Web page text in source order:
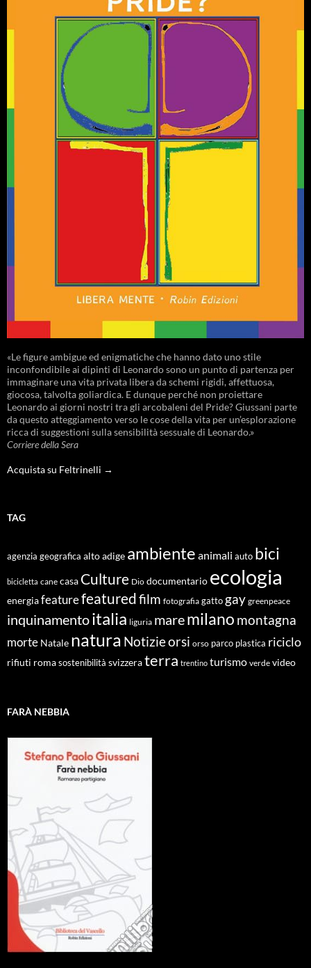
«Le figure ambigue ed enigmatiche che hanno dato uno stile
inconfondibile ai dipinti di Leonardo sono un punto di partenza per
immaginare una vita privata libera da schemi rigidi, affettuosa,
giocosa, talvolta goliardica. E dunque perché non proiettare
Leonardo ai giorni nostri tra gli arcobaleni del Pride? Giussani parte
da questo atteggiamento verso le cose della vita per un’esplorazione
ricca di suggestioni sulla sensibilità sessuale di Leonardo.»
Corriere della Sera
Acquista su Feltrinelli →
TAG
agenzia geografica alto adige ambiente animali auto bici
bicicletta cane casa Culture Dio documentario ecologia
energiafeaturefeaturedfilm fotografia gatto gay greenpeace
inquinamentoitalia liguria maremilano montagna
morte Natale natura Notizieorsi orso parco plastica riciclo
rifiuti roma sostenibilità svizzeraterra trentino turismo verde video
FARÀ NEBBIA